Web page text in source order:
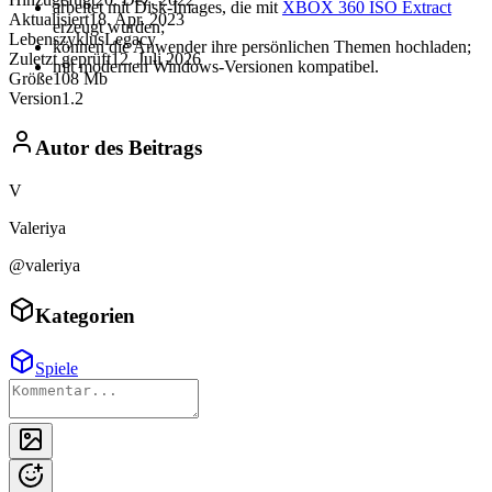
arbeitet mit Disk-Images, die mit XBOX 360 ISO Extract
erzeugt wurden;
können die Anwender ihre persönlichen Themen hochladen;
mit modernen Windows-Versionen kompatibel.
Aktualisiert18. Apr. 2023
LebenszyklusLegacy
Zuletzt geprüft12. Juli 2026
Größe108 Mb
Version1.2
Autor des Beitrags
V
Valeriya
@valeriya
Kategorien
Spiele